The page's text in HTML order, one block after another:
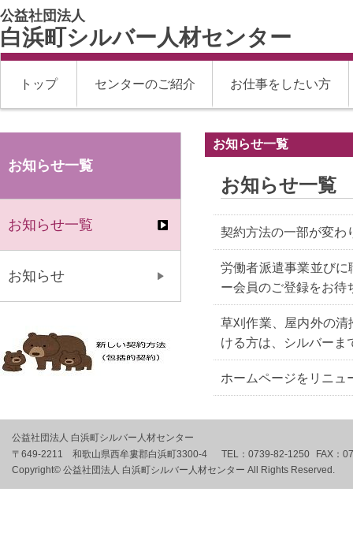
公益社団法人
白浜町シルバー人材センター
トップ センターのご紹介 お仕事をしたい方
お知らせ一覧
お知らせ一覧
契約方法の一部が変わ
労働者派遣事業並び
ー会員のご登録をお待
草刈作業、屋内外の
ける方は、シルバーま
ホームページをリニュ
お知らせ一覧
お知らせ一覧
お知らせ
公益社団法人 白浜町シルバー人材センター
〒649-2211 和歌山県西牟婁郡白浜町3300-4
TEL： 0739-82-1250 FAX：
Copyright© 公益社団法人 白浜町シルバー人材センター All Rights Reserved.